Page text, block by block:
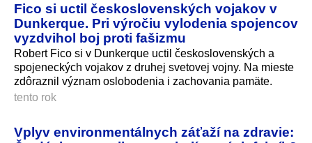
Fico si uctil československých vojakov v
Dunkerque. Pri výročiu vylodenia spojencov
vyzdvihol boj proti fašizmu
Robert Fico si v Dunkerque uctil československých a
spojeneckých vojakov z druhej svetovej vojny. Na mieste
zdôraznil význam oslobodenia i zachovania pamäte.
tento rok
Vplyv environmentálnych záťaží na zdravie: